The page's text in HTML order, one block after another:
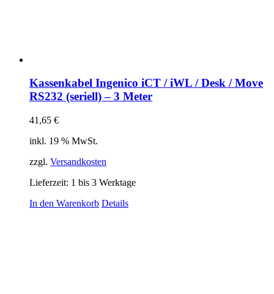
Kassenkabel Ingenico iCT / iWL / Desk / Move
RS232 (seriell) – 3 Meter
41,65 €
inkl. 19 % MwSt.
zzgl. Versandkosten
Lieferzeit: 1 bis 3 Werktage
In den Warenkorb Details